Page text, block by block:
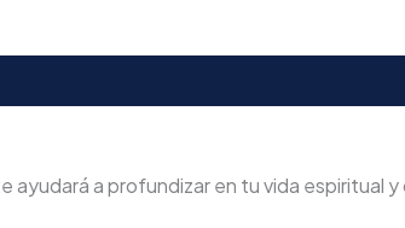
a profundizar en tu vida espiritual